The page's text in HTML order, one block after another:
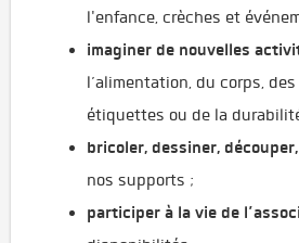
l'enfance, crèches et
imaginer de nouvelles
l’alimentation, du corps,
étiquettes ou de la
bricoler, dessiner,
nos supports ;
participer à la vie de